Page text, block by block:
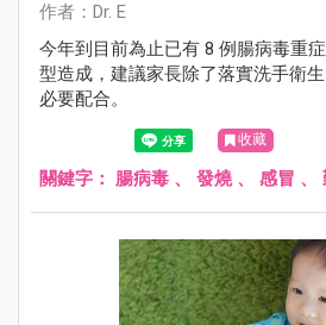
作者：Dr. E
今年到目前為止已有 8 例腸病毒重
型造成，建議家長除了落實洗手衛
必要配合。
收藏
關鍵字： 腸病毒 、 發燒、 感冒 、